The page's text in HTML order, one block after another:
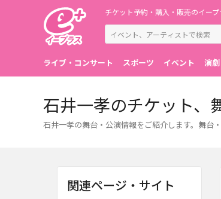
チケット予約・購入・販売のイープ
ライブ・コンサート スポーツ イベント 演
石井一孝のチケット、
石井一孝の舞台・公演情報をご紹介します。舞台
関連ページ・サイト